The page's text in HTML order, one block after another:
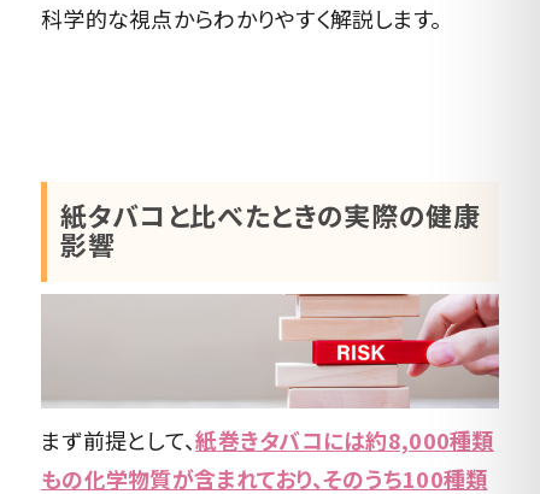
科学的な視点からわかりやすく解説します。
紙タバコと比べたときの実際の健康
影響
まず前提として、紙巻きタバコには約8,000種類
もの化学物質が含まれており、そのうち100種類